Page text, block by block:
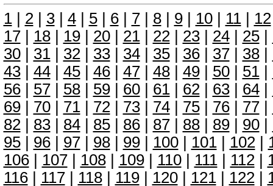
1| 2| 3| 4| 5| 6| 7| 8| 9| 10| 11| 12
17| 18| 19| 20| 21| 22| 23| 24| 25|
30| 31| 32| 33| 34| 35| 36| 37| 38|
43| 44| 45| 46| 47| 48| 49| 50| 51|
56| 57| 58| 59| 60| 61| 62| 63| 64|
69| 70| 71| 72| 73| 74| 75| 76| 77|
82| 83| 84| 85| 86| 87| 88| 89| 90|
95| 96| 97| 98| 99| 100| 101| 102|
106| 107| 108| 109| 110| 111| 112|
116| 117| 118| 119| 120| 121| 122|